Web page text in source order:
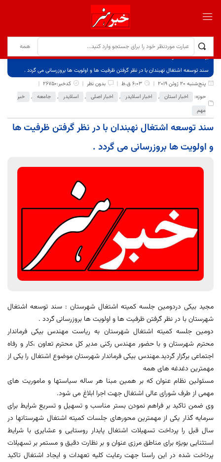
برگ نخست
نوشته‌ها
سند توسعه اشتغال نهبندان با در نظر گرفتن ظرفیت ها و اولویت ها بروزرسانی می گردد .
پنج‌شنبه 20 ژوئن 2019
6:03 ق.ظ بدون نظر
کدخبر:26750
حوزه:
اخبار استان , اخبار اسلایدر , اخبار اصلی , اسلایدر , جامعه ,
خبر
مهم
سند توسعه اشتغال نهبندان با در نظر گرفتن ظرفیت ها
و اولویت ها بروزرسانی می گردد .
مجید بیکی دردومین جلسه کمیته اشتغال شهرستان : سند توسعه اشتغال
شهرستان با در نظر گرفتن ظرفیت ها و اولویت ها بروزرسانی گردد .
دومین جلسه کمیته اشتغال شهرستان به ریاست مهندس بیکی فرماندار
محترم شهرستان و با حضور مهندس رکنی مدیر کل محترم تعاون ،کار و رفاه
اجتماعی برگزار گردید.مهندس بیکی فرماندار شهرستان موضوع اشتغال را یکی از
مهمترین دغدغه های همه
مسئولین نظام عنوان که بر همین مبنا هر ساله سیاستها و ماموریت های
مهمی از طرف شورای عالی اشتغال جهت اجرا ابلاغ می شود.
وی ضمن تاکید بر فراهم نمودن بستر مناسب و تسهیل و تسریع شرایط برای
سرمایه گذار یکی از مهمترین محورهای جلسات کمیته اشتغال شهرستانها در
سال قبل را پرداخت تسهیلات اشتغال پایدار روستایی و عشایری با شرایط
استثنایی بویژه برای مناطق مرزی عنوان و بر نظارت دقیق و مستمر بر تسهیلات
پرداخت شده در این راستا جهت رعایت کلیه تعهدات و ایجاد اشتغال تاکید